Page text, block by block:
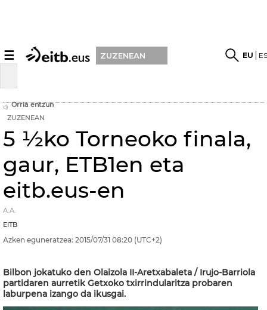
☰ ZUZENEAN EU
Orria entzun
ZUZENEAN
5 ½ko Torneoko finala,
gaur, ETB1en eta
eitb.eus-en
A.A.
EITB
Azken eguneratzea: 2015/07/31 08:20 (UTC+2)
Bilbon jokatuko den Olaizola II-Aretxabaleta / Irujo-Barriola
partidaren aurretik Getxoko txirrindularitza probaren
laburpena izango da ikusgai.